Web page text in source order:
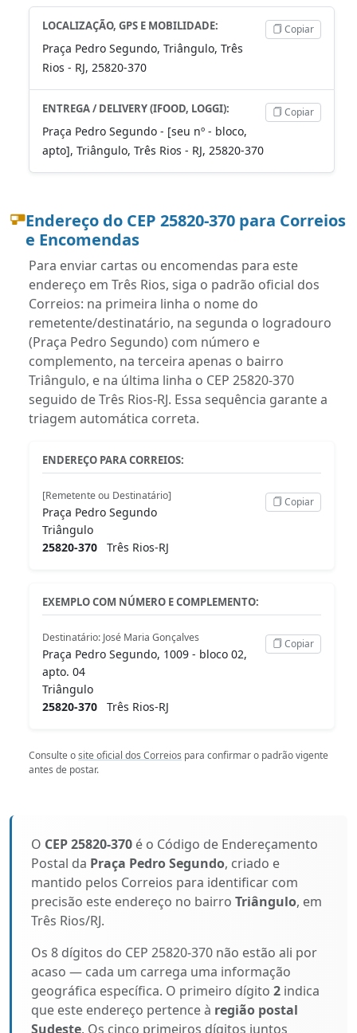
LOCALIZAÇÃO, GPS E MOBILIDADE:
Praça Pedro Segundo, Triângulo, Três
Rios - RJ, 25820-370
Copiar
ENTREGA / DELIVERY (IFOOD, LOGGI):
Praça Pedro Segundo - [seu nº - bloco,
apto], Triângulo, Três Rios - RJ, 25820-370
Copiar
Endereço do CEP 25820-370 para Correios
e Encomendas
Para enviar cartas ou encomendas para este
endereço em Três Rios, siga o padrão oficial dos
Correios: na primeira linha o nome do
remetente/destinatário, na segunda o logradouro
(Praça Pedro Segundo) com número e
complemento, na terceira apenas o bairro
Triângulo, e na última linha o CEP 25820-370
seguido de Três Rios-RJ. Essa sequência garante a
triagem automática correta.
ENDEREÇO PARA CORREIOS:
[Remetente ou Destinatário]
Praça Pedro Segundo
Triângulo
25820-370 Três Rios-RJ
Copiar
EXEMPLO COM NÚMERO E COMPLEMENTO:
Destinatário: José Maria Gonçalves
Praça Pedro Segundo, 1009 - bloco 02,
apto. 04
Triângulo
25820-370 Três Rios-RJ
Copiar
Consulte osite oficial dos Correios para confirmar o padrão vigente
antes de postar.
O CEP 25820-370 é o Código de Endereçamento
Postal da Praça Pedro Segundo, criado e
mantido pelos Correios para identificar com
precisão este endereço no bairro Triângulo, em
Três Rios/RJ.
Os 8 dígitos do CEP 25820-370 não estão ali por
acaso — cada um carrega uma informação
geográfica específica. O primeiro dígito 2 indica
que este endereço pertence à região postal
Sudeste. Os cinco primeiros dígitos juntos